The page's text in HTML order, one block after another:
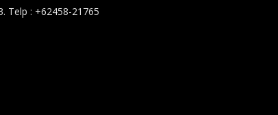
Telp : +62458-21765